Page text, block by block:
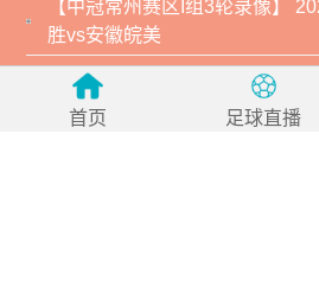
【中冠常州赛区I组3轮录像】
胜vs安徽皖美
【中冠常州赛区I组3轮录像】
凯赛福vs江苏常晋
首页 足球直播